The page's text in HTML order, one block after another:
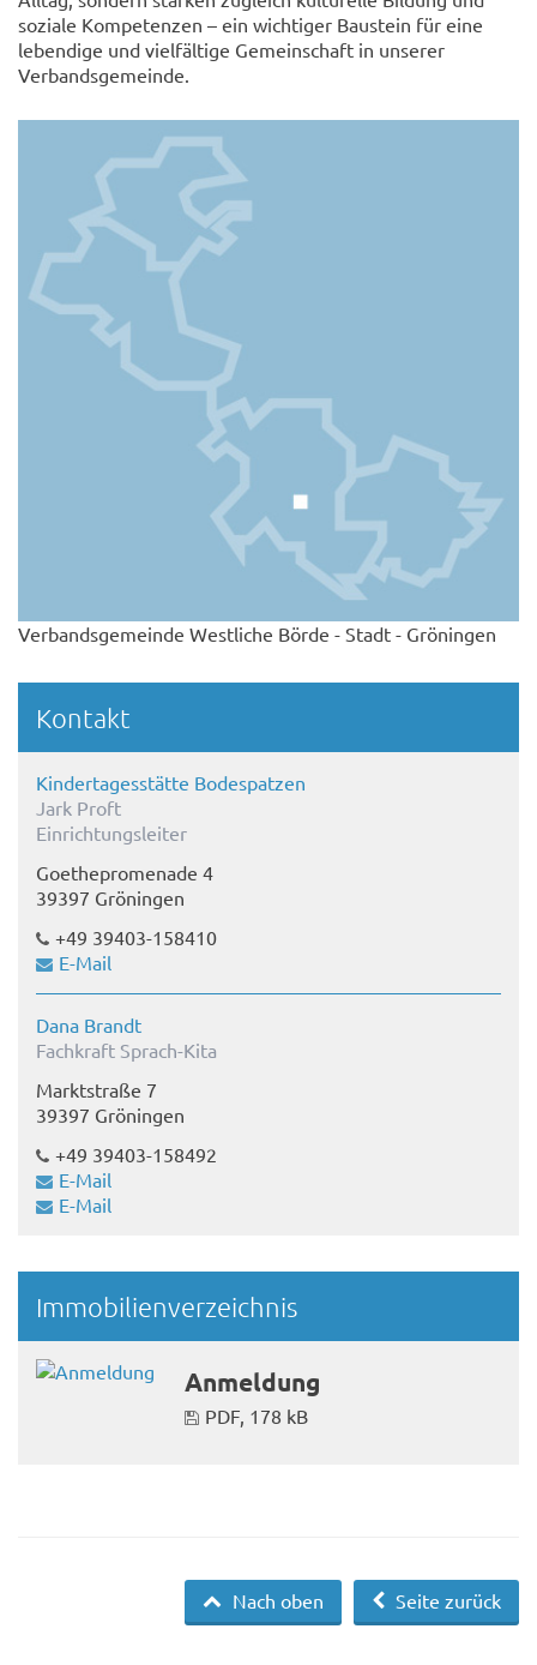
soziale Kompetenzen – ein wichtiger Baustein für eine
lebendige und vielfältige Gemeinschaft in unserer
Verbandsgemeinde.
Verbandsgemeinde Westliche Börde - Stadt - Gröningen
Kontakt
Kindertagesstätte Bodespatzen
Jark Proft
Einrichtungsleiter
Goethepromenade 4
39397 Gröningen
+49 39403-158410
E-Mail
Dana Brandt
Fachkraft Sprach-Kita
Marktstraße 7
39397 Gröningen
+49 39403-158492
E-Mail
E-Mail
Immobilienverzeichnis
Anmeldung
PDF, 178 kB
Seite zurück
Nach oben